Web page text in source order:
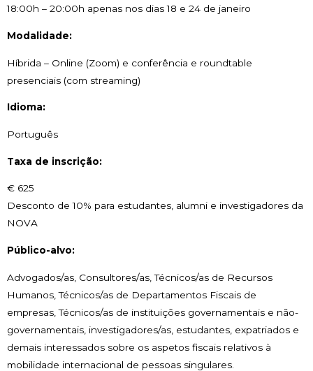
18:00h – 20:00h apenas nos dias 18 e 24 de janeiro
Modalidade:
Híbrida – Online (Zoom) e conferência e roundtable
presenciais (com streaming)
Idioma:
Português
Taxa de inscrição:
€ 625
Desconto de 10% para estudantes, alumni e investigadores da
NOVA
Público-alvo:
Advogados/as, Consultores/as, Técnicos/as de Recursos
Humanos, Técnicos/as de Departamentos Fiscais de
empresas, Técnicos/as de instituições governamentais e não-
governamentais, investigadores/as, estudantes, expatriados e
demais interessados sobre os aspetos fiscais relativos à
mobilidade internacional de pessoas singulares.